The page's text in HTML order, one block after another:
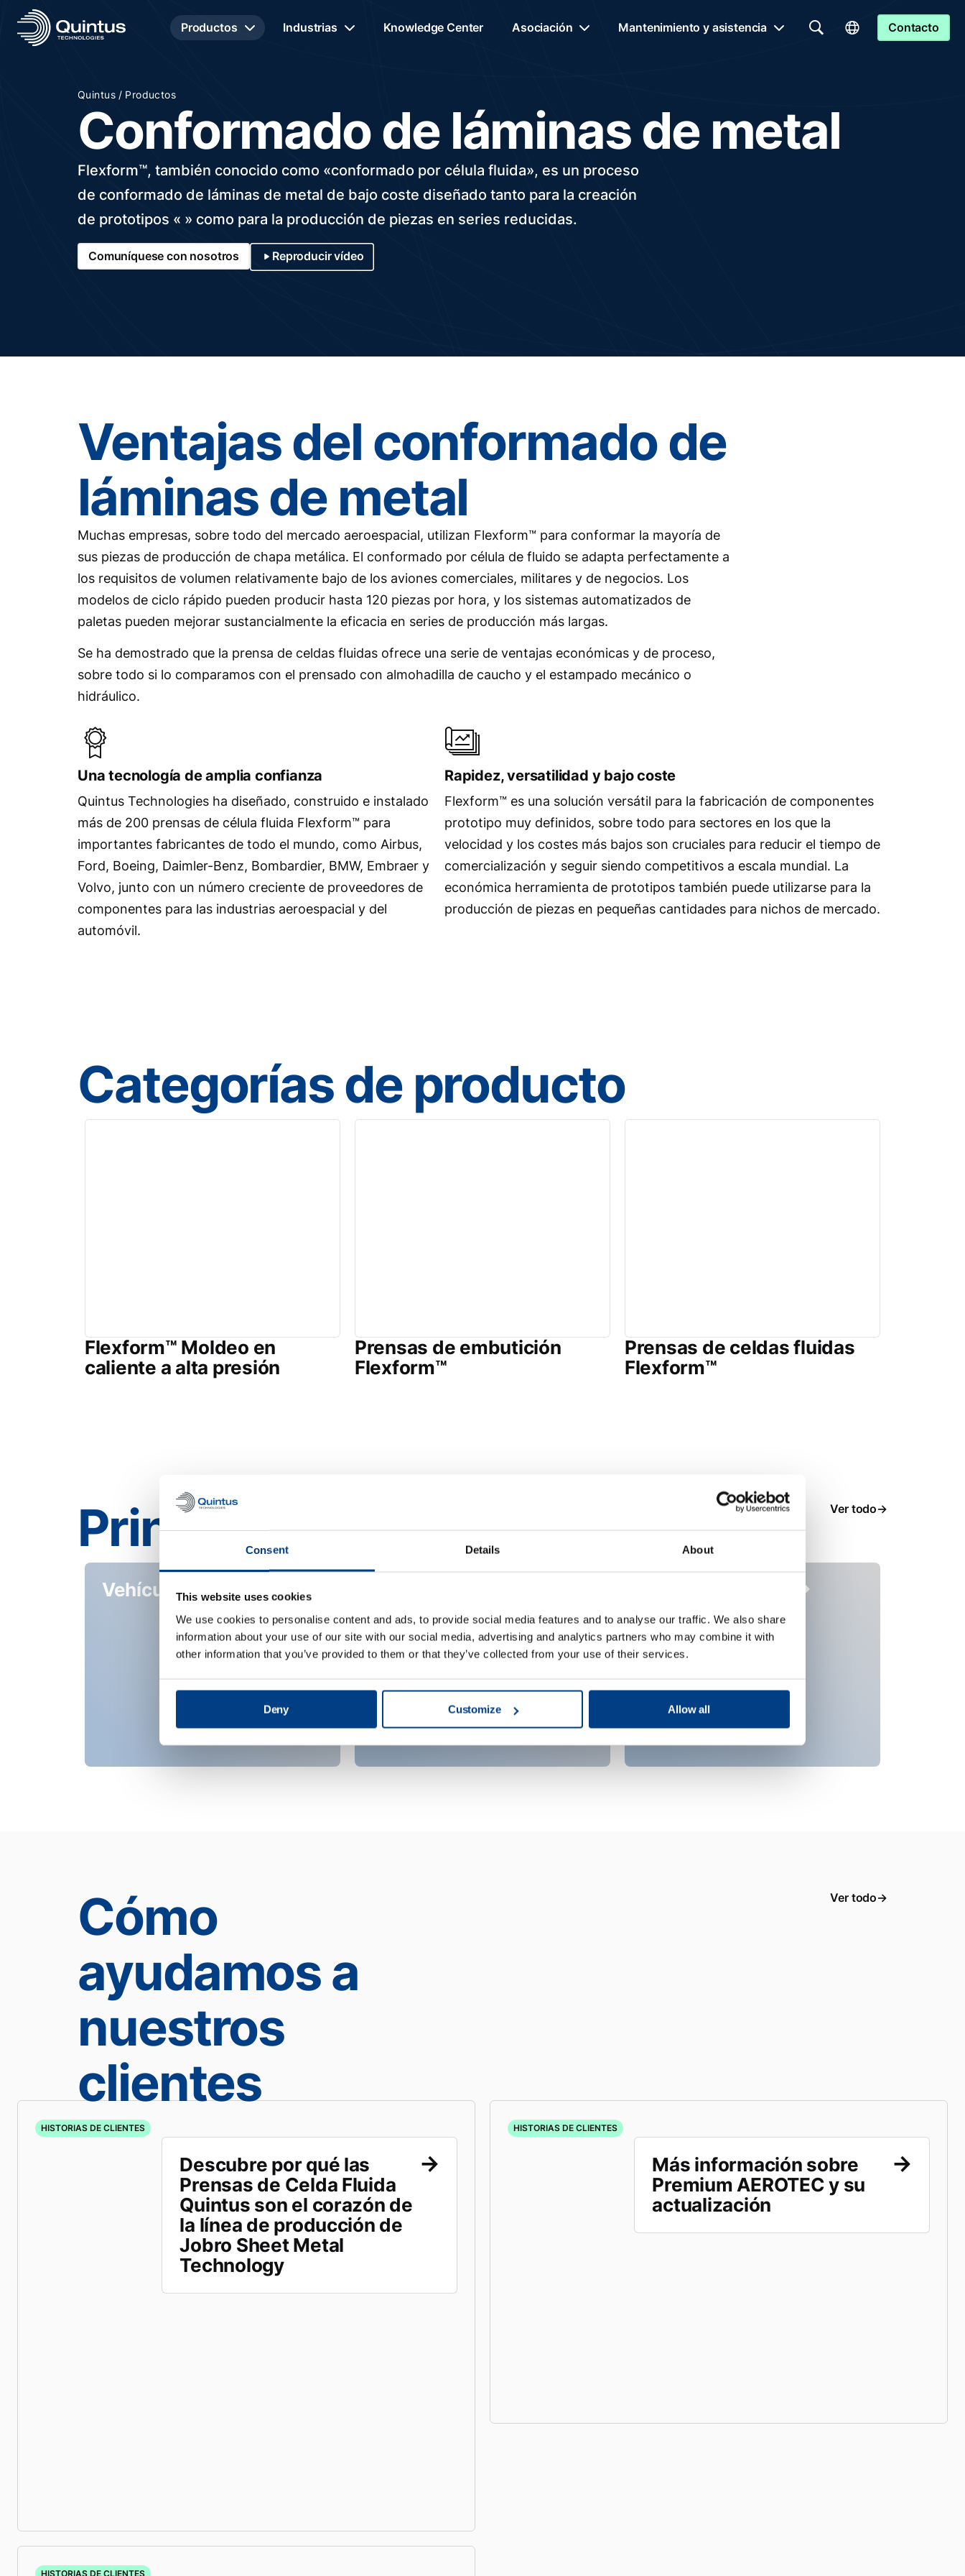
Consent Details About
This website uses cookies
We use cookies to personalise content and ads, to provide social media features and to analyse our traffic. We also share
information about your use of our site with our social media, advertising and analytics partners who may combine it with
other information that you’ve provided to them or that they’ve collected from your use of their services.
Deny Customize Allow all
Productos Industrias Knowledge Center Asociación Mantenimiento y asistencia Contacto
Quintus / Productos
Conformado de láminas de metal
Flexform™, también conocido como «conformado por célula fluida», es un proceso
de conformado de láminas de metal de bajo coste diseñado tanto para la creación
de prototipos « » como para la producción de piezas en series reducidas.
Comuníquese con nosotros Reproducir vídeo
Ventajas del conformado de
láminas de metal
Muchas empresas, sobre todo del mercado aeroespacial, utilizan Flexform™ para conformar la mayoría de
sus piezas de producción de chapa metálica. El conformado por célula de fluido se adapta perfectamente a
los requisitos de volumen relativamente bajo de los aviones comerciales, militares y de negocios. Los
modelos de ciclo rápido pueden producir hasta 120 piezas por hora, y los sistemas automatizados de
paletas pueden mejorar sustancialmente la eficacia en series de producción más largas.
Se ha demostrado que la prensa de celdas fluidas ofrece una serie de ventajas económicas y de proceso,
sobre todo si lo comparamos con el prensado con almohadilla de caucho y el estampado mecánico o
hidráulico.
Una tecnología de amplia confianza
Quintus Technologies ha diseñado, construido e instalado
más de 200 prensas de célula fluida Flexform™ para
importantes fabricantes de todo el mundo, como Airbus,
Ford, Boeing, Daimler-Benz, Bombardier, BMW, Embraer y
Volvo, junto con un número creciente de proveedores de
componentes para las industrias aeroespacial y del
automóvil.
Rapidez, versatilidad y bajo coste
Flexform™ es una solución versátil para la fabricación de componentes
prototipo muy definidos, sobre todo para sectores en los que la
velocidad y los costes más bajos son cruciales para reducir el tiempo de
comercialización y seguir siendo competitivos a escala mundial. La
económica herramienta de prototipos también puede utilizarse para la
producción de piezas en pequeñas cantidades para nichos de mercado.
Categorías de producto
Flexform™ Moldeo en
caliente a alta presión
Prensas de embutición
Flexform™
Prensas de celdas fluidas
Flexform™
Principalmente utilizado en Ver todo
Vehículos
servicios
Cómo
ayudamos a
nuestros
clientes
Ver todo
HISTORIAS DE CLIENTES
Descubre por qué las
Prensas de Celda Fluida
Quintus son el corazón de
la línea de producción de
Jobro Sheet Metal
Technology
HISTORIAS DE CLIENTES
Más información sobre
Premium AEROTEC y su
actualización
HISTORIAS DE CLIENTES